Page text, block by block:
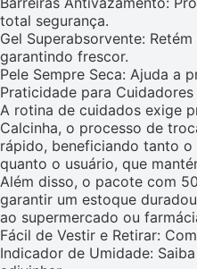
total segurança.
Gel Superabsorvente:
garantindo frescor.
Pele Sempre Seca: Ajuda a
Praticidade para
A rotina de cuidados exige
Calcinha, o processo de
rápido, beneficiando tanto
quanto o usuário, que
Além disso, o pacote com
garantir um estoque
ao supermercado ou
Fácil de Vestir e Retirar:
Indicador de Umidade: